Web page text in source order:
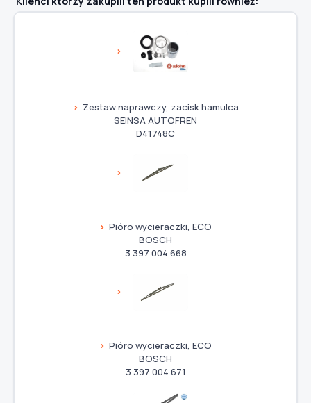
Zestaw naprawczy, zacisk hamulca
SEINSA AUTOFREN
D41748C
Pióro wycieraczki, ECO
BOSCH
3 397 004 668
Pióro wycieraczki, ECO
BOSCH
3 397 004 671